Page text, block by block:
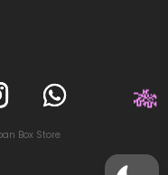
Box Store